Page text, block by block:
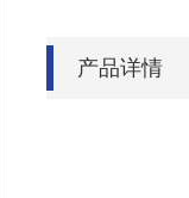
产品详情